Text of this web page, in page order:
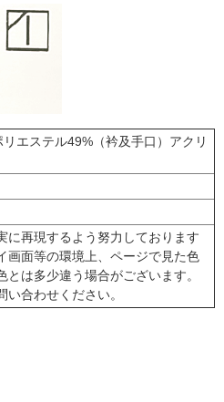
エステル49%（衿及手口）アクリ
に再現するよう努力しております
画面等の環境上、ページで見た色
とは多少違う場合がございます。
い合わせください。